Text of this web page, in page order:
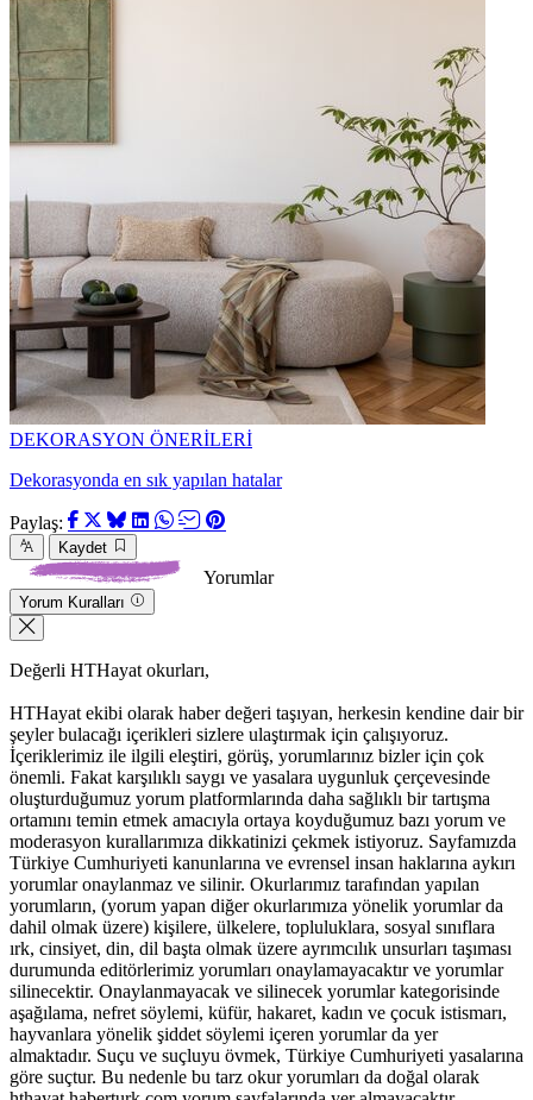
DEKORASYON ÖNERİLERİ
Dekorasyonda en sık yapılan hatalar
Paylaş:
Kaydet
Yorumlar
Yorum Kuralları
Değerli HTHayat okurları,
HTHayat ekibi olarak haber değeri taşıyan, herkesin kendine dair bir
şeyler bulacağı içerikleri sizlere ulaştırmak için çalışıyoruz.
İçeriklerimiz ile ilgili eleştiri, görüş, yorumlarınız bizler için çok
önemli. Fakat karşılıklı saygı ve yasalara uygunluk çerçevesinde
oluşturduğumuz yorum platformlarında daha sağlıklı bir tartışma
ortamını temin etmek amacıyla ortaya koyduğumuz bazı yorum ve
moderasyon kurallarımıza dikkatinizi çekmek istiyoruz. Sayfamızda
Türkiye Cumhuriyeti kanunlarına ve evrensel insan haklarına aykırı
yorumlar onaylanmaz ve silinir. Okurlarımız tarafından yapılan
yorumların, (yorum yapan diğer okurlarımıza yönelik yorumlar da
dahil olmak üzere) kişilere, ülkelere, topluluklara, sosyal sınıflara
ırk, cinsiyet, din, dil başta olmak üzere ayrımcılık unsurları taşıması
durumunda editörlerimiz yorumları onaylamayacaktır ve yorumlar
silinecektir. Onaylanmayacak ve silinecek yorumlar kategorisinde
aşağılama, nefret söylemi, küfür, hakaret, kadın ve çocuk istismarı,
hayvanlara yönelik şiddet söylemi içeren yorumlar da yer
almaktadır. Suçu ve suçluyu övmek, Türkiye Cumhuriyeti yasalarına
göre suçtur. Bu nedenle bu tarz okur yorumları da doğal olarak